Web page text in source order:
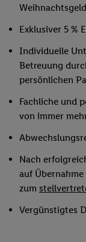
Weihnachtsgeld
Exklusiver 5 %
Individuelle
Betreuung
persönlichen
Fachliche und
von immer
Nach
auf
zum
Vergünstigtes